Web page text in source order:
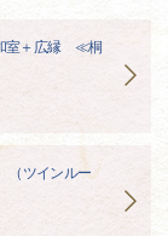
＋広縁 ≪桐
ツインルー